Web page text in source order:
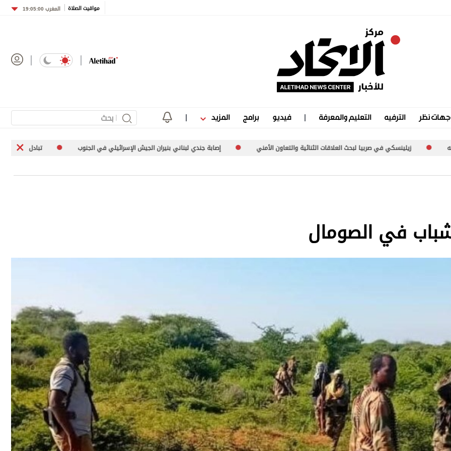
مواقيت الصلاة المغرب 19:05:00
نظر الترفيه التعليم والمعرفة فيديو برامج المزيد
صربيا لبحث العلاقات الثنائية والتعاون الأمني إصابة جندي لبناني بنيران الجيش الإسرائيلي في الجنوب تبادل هجمات بين موسكو وكييف يطال
في الصومال